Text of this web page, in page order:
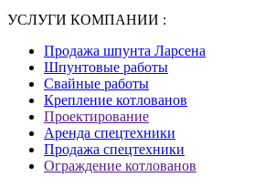
УСЛУГИ КОМПАНИИ :
Продажа шпунта Ларсена
Шпунтовые работы
Свайные работы
Крепление котлованов
Проектирование
Аренда спецтехники
Продажа спецтехники
Ограждение котлованов